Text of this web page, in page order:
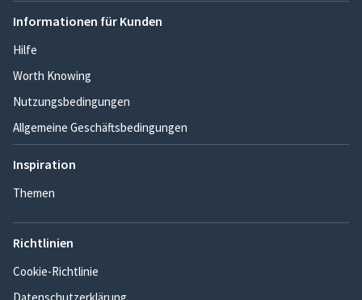
Informationen für Kunden
Hilfe
Worth Knowing
Nutzungsbedingungen
Allgemeine Geschäftsbedingungen
Inspiration
Themen
Richtlinien
Cookie-Richtlinie